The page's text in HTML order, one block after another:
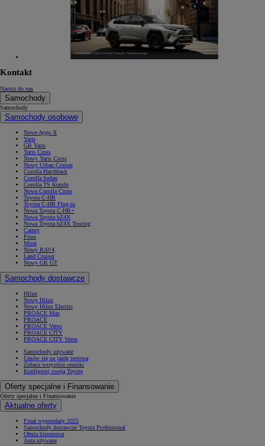
Kontakt
Napisz do nas
Samochody
Samochody
Samochody osobowe
Nowe Aygo X
Yaris
GR Yaris
Yaris Cross
Nowy Yaris Cross
Nowy Urban Cruiser
Corolla Hatchback
Corolla Sedan
Corolla TS Kombi
Nowa Corolla Cross
Toyota C-HR
Toyota C-HR Plug-in
Nowa Toyota C-HR+
Nowa Toyota bZ4X
Nowa Toyota bZ4X Touring
Camry
Prius
Mirai
Nowy RAV4
Land Cruiser
Nowy GR GT
Samochody dostawcze
Hilux
Nowy Hilux
Nowy Hilux Electric
PROACE Max
PROACE
PROACE Verso
PROACE CITY
PROACE CITY Verso
Samochody używane
Umów się na jazdę testową
Zobacz wszystkie cenniki
Konfiguruj swoją Toyotę
Oferty specjalne i Finansowanie
Oferty specjalne i Finansowanie
Aktualne oferty
Finał wyprzedaży 2025
Samochody dostawcze Toyota Professional
Oferta biznesowa
Auta używane